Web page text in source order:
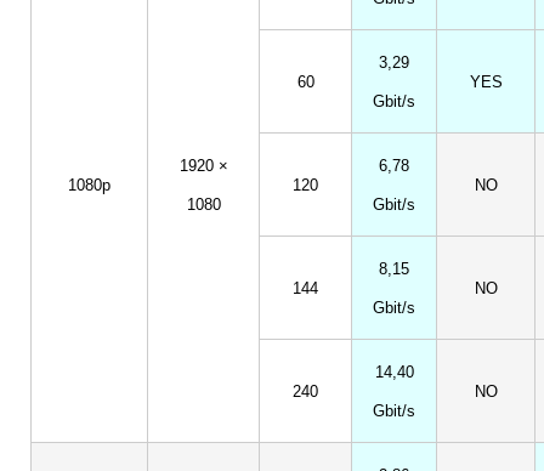
1080p
1920 ×
1080
60
3,29
Gbit/s
YES
120
6,78
Gbit/s
NO
144
8,15
Gbit/s
NO
240
14,40
Gbit/s
NO